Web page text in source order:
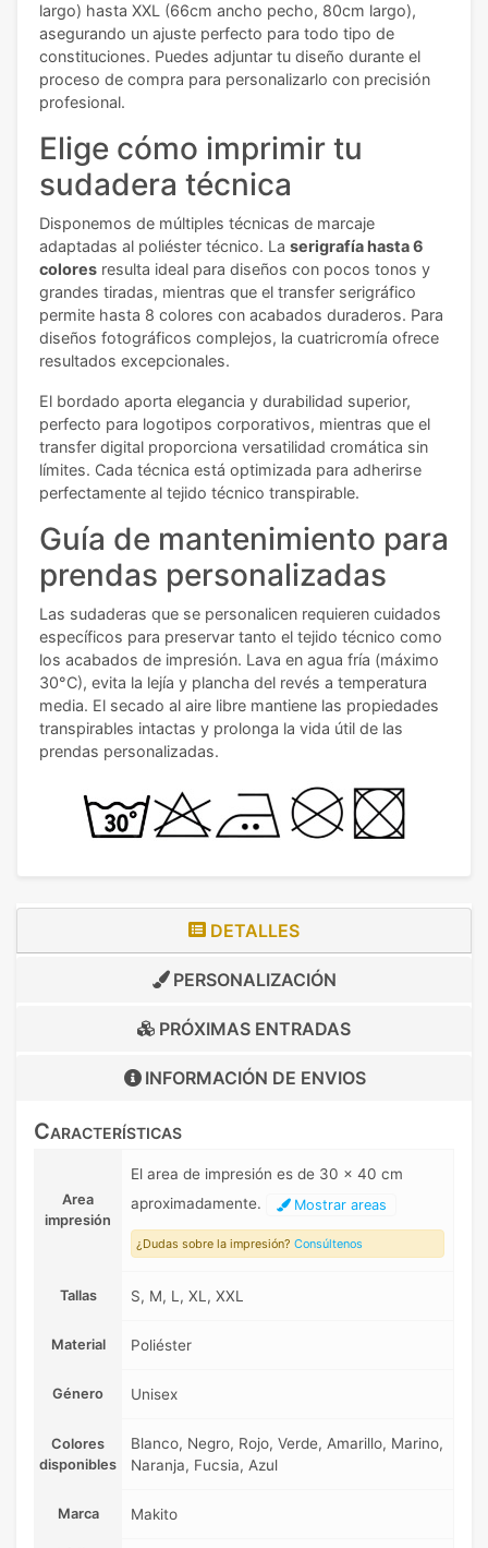
largo) hasta XXL (66cm ancho pecho, 80cm largo),
asegurando un ajuste perfecto para todo tipo de
constituciones. Puedes adjuntar tu diseño durante el
proceso de compra para personalizarlo con precisión
profesional.
Elige cómo imprimir tu
sudadera técnica
Disponemos de múltiples técnicas de marcaje
adaptadas al poliéster técnico. La serigrafía hasta 6
colores resulta ideal para diseños con pocos tonos y
grandes tiradas, mientras que el transfer serigráfico
permite hasta 8 colores con acabados duraderos. Para
diseños fotográficos complejos, la cuatricromía ofrece
resultados excepcionales.
El bordado aporta elegancia y durabilidad superior,
perfecto para logotipos corporativos, mientras que el
transfer digital proporciona versatilidad cromática sin
límites. Cada técnica está optimizada para adherirse
perfectamente al tejido técnico transpirable.
Guía de mantenimiento para
prendas personalizadas
Las sudaderas que se personalicen requieren cuidados
específicos para preservar tanto el tejido técnico como
los acabados de impresión. Lava en agua fría (máximo
30°C), evita la lejía y plancha del revés a temperatura
media. El secado al aire libre mantiene las propiedades
transpirables intactas y prolonga la vida útil de las
prendas personalizadas.
DETALLES
PERSONALIZACIÓN
PRÓXIMAS ENTRADAS
INFORMACIÓN DE ENVIOS
Características
Area
impresión
El area de impresión es de 30 x 40 cm
aproximadamente.
Mostrar areas
¿Dudas sobre la impresión? Consúltenos
Tallas S, M, L, XL, XXL
Material Poliéster
Género Unisex
Colores
disponibles
Blanco, Negro, Rojo, Verde, Amarillo, Marino,
Naranja, Fucsia, Azul
Marca Makito